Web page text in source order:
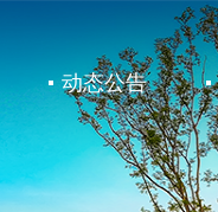
动态公告